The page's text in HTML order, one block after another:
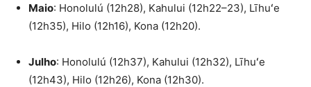
Maio: Honolulú (12h28), Kahului (12h22–23), Līhuʻe
(12h35), Hilo (12h16), Kona (12h20).
Julho: Honolulú (12h37), Kahului (12h32), Līhuʻe
(12h43), Hilo (12h26), Kona (12h30).